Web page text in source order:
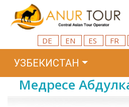
DE EN ES FR
УЗБЕКИСТАН
Медресе